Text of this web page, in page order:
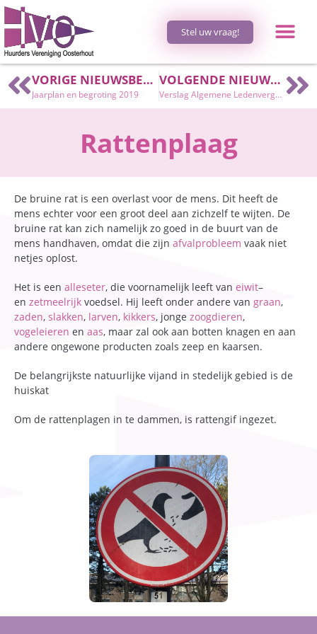
Stel uw vraag!
VORIGE NIEUWSBERICHT
Jaarplan en begroting 2019
VOLGENDE NIEUWSBERICHT
Verslag Algemene Ledenvergadering
Rattenplaag
De bruine rat is een overlast voor de mens. Dit heeft de
mens echter voor een groot deel aan zichzelf te wijten. De
bruine rat kan zich namelijk zo goed in de buurt van de
mens handhaven, omdat die zijn afvalprobleem vaak niet
netjes oplost.
Het is een alleseter, die voornamelijk leeft van eiwit–
en zetmeelrijk voedsel. Hij leeft onder andere van graan,
zaden, slakken, larven, kikkers, jonge zoogdieren,
vogeleieren en aas, maar zal ook aan botten knagen en aan
andere ongewone producten zoals zeep en kaarsen.
De belangrijkste natuurlijke vijand in stedelijk gebied is de
huiskat
Om de rattenplagen in te dammen, is rattengif ingezet.